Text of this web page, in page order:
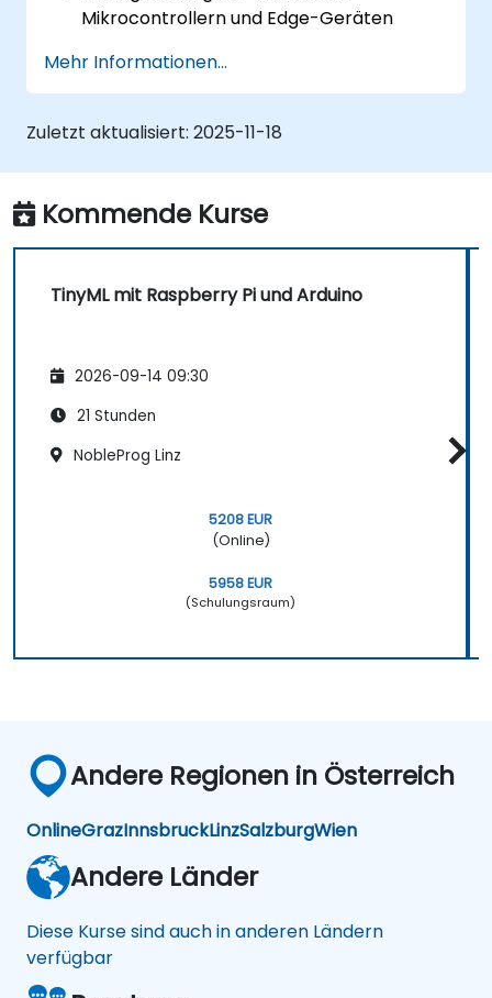
Mikrocontrollern und Edge-Geräten
Machine-Learning-Modelle für den
geringen Stromverbrauch optimieren und
feinjustieren.
der Gestenerkennung,
Anomalieerkennung und
Audioprozessierung.
Mehr Informationen...
Zuletzt aktualisiert: 2025-11-18
Kommende Kurse
TinyML mit Raspberry Pi und Arduino
2026-09-14 09:30
21 Stunden
NobleProg Linz
5208 EUR
(Online)
5958 EUR
(Schulungsraum)
Andere Regionen in Österreich
OnlineGrazInnsbruckLinzSalzburgWien
Andere Länder
Diese Kurse sind auch in anderen Ländern
verfügbar